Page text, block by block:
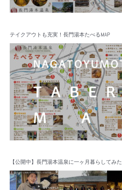
テイクアウトも充実！長門湯本たべるMAP
【公開中】長門湯本温泉に一ヶ月暮らしてみた